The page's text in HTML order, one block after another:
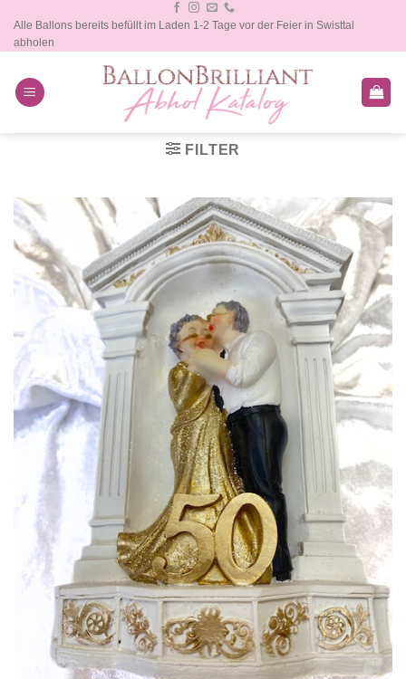
Inhalt
springen
Alle Ballons bereits befüllt im Laden 1-2 Tage vor der Feier in Swisttal
abholen
FILTER